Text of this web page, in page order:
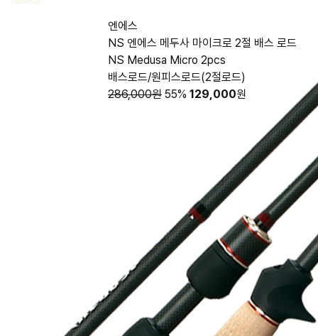
엔에스
NS 엔에스 메두사 마이크로 2절 배스 로드
NS Medusa Micro 2pcs
배스로드/원피스로드(2절로드)
286,000원 55% 129,000원